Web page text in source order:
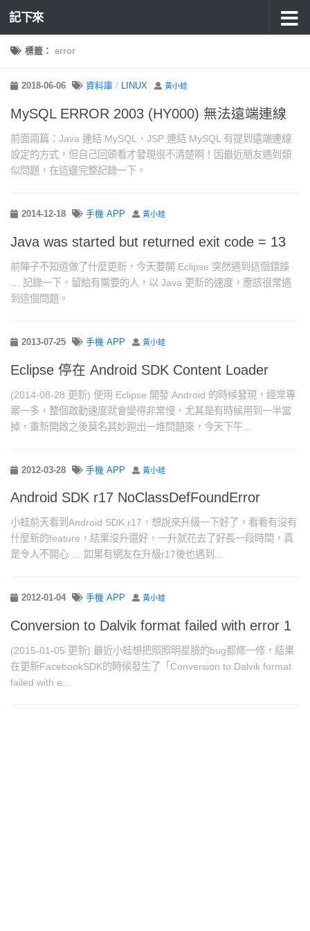
記下來
標籤： error
2018-06-06 資料庫 / LINUX 黃小蛙
MySQL ERROR 2003 (HY000) 無法遠端連線
前面兩篇：Java 連結 MySQL、JSP 連結 MySQL 有提到遠端連線
設定的方式，但自己回頭看才發現很不清楚啊！因最近朋友遇到類
似問題，在這邊完整記錄一下。
2014-12-18 手機 APP 黃小蛙
Java was started but returned exit code = 13
前陣子不知道做了什麼更新，今天要開 Eclipse 突然遇到這個錯誤
… 記錄一下，留給有需要的人，以 Java 更新的速度，應該很常遇
到這個問題。
2013-07-25 手機 APP 黃小蛙
Eclipse 停在 Android SDK Content Loader
(2014-08-28 更新) 使用 Eclipse 開發 Android 的時候發現，經常專
案一多，整個啟動速度就會變得非常慢，尤其是有時候用到一半當
掉，重新開啟之後莫名其妙跑出一堆問題來，今天下午...
2012-03-28 手機 APP 黃小蛙
Android SDK r17 NoClassDefFoundError
小蛙前天看到Android SDK r17，想說來升級一下好了，看看有沒有
什麼新的feature，結果沒升還好，一升就花去了好長一段時間，真
是令人不開心 … 如果有網友在升級r17後也遇到...
2012-01-04 手機 APP 黃小蛙
Conversion to Dalvik format failed with error 1
(2015-01-05 更新) 最近小蛙想把照照明星臉的bug都修一修，結果
在更新FacebookSDK的時候發生了「Conversion to Dalvik format
failed with e...